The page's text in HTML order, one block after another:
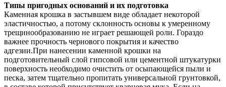
Типы пригодных оснований и их подготовка
Каменная крошка в застывшем виде обладает некоторой
эластичностью, а потому склонность основы к умеренному
трещинообразованию не играет решающей роли. Гораздо
важнее прочность чернового покрытия и качество
адгезии.При нанесении каменной крошки на
подготовительный слой гипсовой или цементной штукатурки
поверхность необходимо очистить от осыпающейся пыли и
песка, затем тщательно пропитать универсальной грунтовкой,